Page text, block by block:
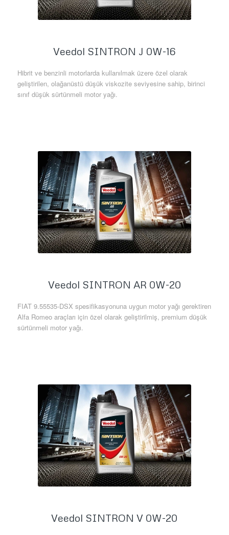
Veedol SINTRON J 0W-16
Hibrit ve benzinli motorlarda kullanılmak üzere özel olarak
geliştirilen, olağanüstü düşük viskozite seviyesine sahip, birinci
sınıf düşük sürtünmeli motor yağı.
Veedol SINTRON AR 0W-20
FIAT 9.55535-DSX spesifikasyonuna uygun motor yağı gerektiren
Alfa Romeo araçları için özel olarak geliştirilmiş, premium düşük
sürtünmeli motor yağı.
Veedol SINTRON V 0W-20